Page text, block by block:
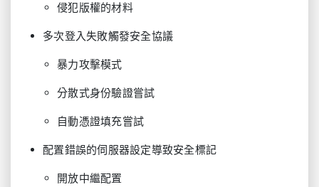
侵犯版權的材料
多次登入失敗觸發安全協議
暴力攻擊模式
分散式身份驗證嘗試
自動憑證填充嘗試
配置錯誤的伺服器設定導致安全標記
開放中繼配置